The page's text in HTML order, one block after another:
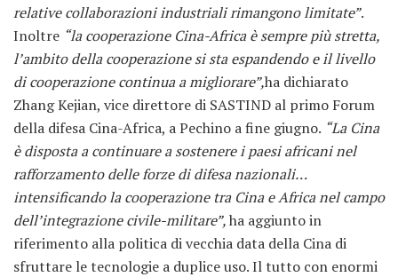
relative collaborazioni industriali rimangono limitate”.
Inoltre “la cooperazione Cina-Africa è sempre più stretta,
l’ambito della cooperazione si sta espandendo e il livello
di cooperazione continua a migliorare”,ha dichiarato
Zhang Kejian, vice direttore di SASTIND al primo Forum
della difesa Cina-Africa, a Pechino a fine giugno. “La Cina
è disposta a continuare a sostenere i paesi africani nel
rafforzamento delle forze di difesa nazionali…
intensificando la cooperazione tra Cina e Africa nel campo
dell’integrazione civile-militare”,ha aggiunto in
riferimento alla politica di vecchia data della Cina di
sfruttare le tecnologie a duplice uso. Il tutto con enormi